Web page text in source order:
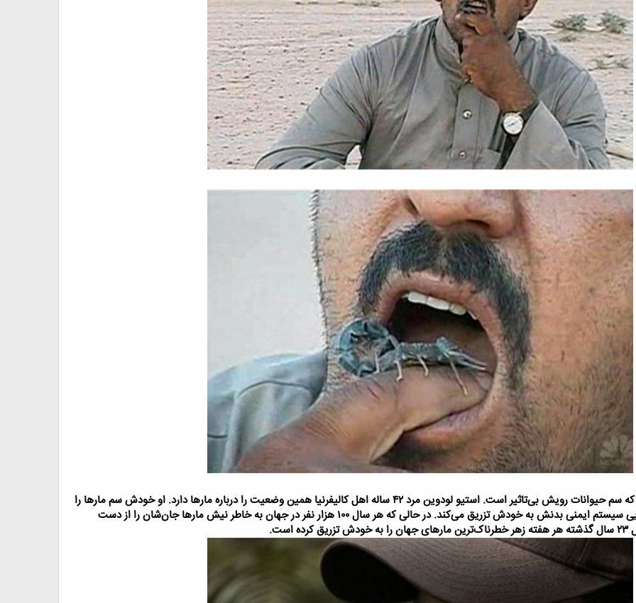
جاسم محمد اما تنها کسی نیست که سم حیوانات رویش بی‌تاثیر است. استیو لودوین مرد ۴۲ ساله اهل کالیفرنیا همین وضعیت را درباره مارها دارد. او خودش سم مارها را
به گفته خودش برای افزایش کارآیی سیستم ایمنی بدنش به خودش تزریق می‌کند. در حالی که هر سال ۱۰۰ هزار نفر در جهان به خاطر نیش مارها جان‌شان را از دست